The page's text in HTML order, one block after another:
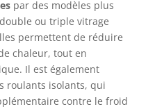
par des modèles plus
ou triple vitrage
permettent de réduire
chaleur, tout en
Il est également
roulants isolants, qui
contre le froid